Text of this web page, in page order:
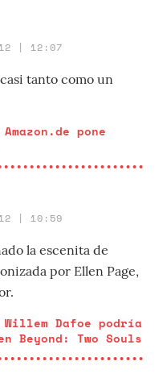
| 12:07
tanto como un
Amazon.de pone
| 10:59
la escenita de
por Ellen Page,
Willem Dafoe podría
Beyond: Two Souls